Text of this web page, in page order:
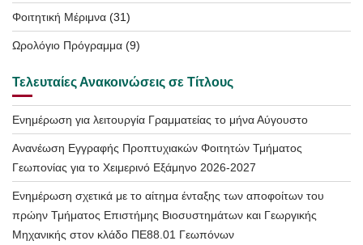
Φοιτητική Μέριμνα (31)
Ωρολόγιο Πρόγραμμα (9)
Τελευταίες Ανακοινώσεις σε Τίτλους
Ενημέρωση για λειτουργία Γραμματείας το μήνα Αύγουστο
Ανανέωση Εγγραφής Προπτυχιακών Φοιτητών Τμήματος
Γεωπονίας για το Χειμερινό Εξάμηνο 2026-2027
Ενημέρωση σχετικά με το αίτημα ένταξης των αποφοίτων του
πρώην Τμήματος Επιστήμης Βιοσυστημάτων και Γεωργικής
Μηχανικής στον κλάδο ΠΕ88.01 Γεωπόνων